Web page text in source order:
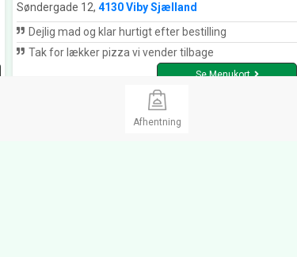
Søndergade 12, 4130 Viby Sjælland
Dejlig mad og klar hurtigt efter bestilling
Tak for lækker pizza vi vender tilbage
Se Menukort
Afhentning